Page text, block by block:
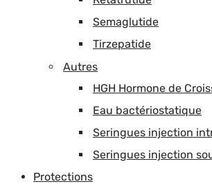
Semaglutide
Tirzepatide
Autres
HGH Hormone de
Eau bactériostatique
Seringues injection
Seringues injection
Protections